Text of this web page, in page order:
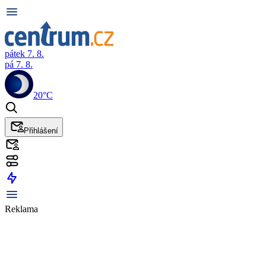
pátek 7. 8.
pá 7. 8.
20°C
Přihlášení
Reklama